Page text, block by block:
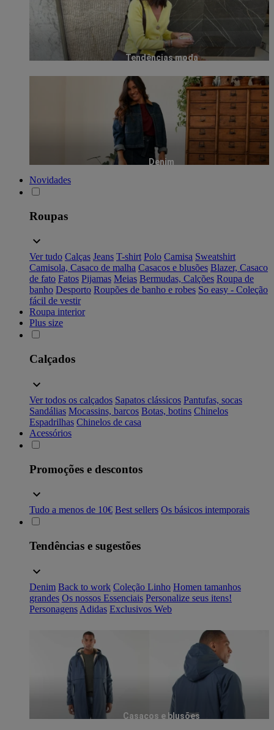
Tendências moda
Denim
Novidades
Roupas
Ver tudo Calças Jeans T-shirt Polo Camisa Sweatshirt
Camisola, Casaco de malha Casacos e blusões Blazer, Casaco
de fato Fatos Pijamas Meias Bermudas, Calções Roupa de
banho Desporto Roupões de banho e robes So easy - Coleção
fácil de vestir
Roupa interior
Plus size
Calçados
Ver todos os calçados Sapatos clássicos Pantufas, socas
Sandálias Mocassins, barcos Botas, botins Chinelos
Espadrilhas Chinelos de casa
Acessórios
Promoções e descontos
Tudo a menos de 10€ Best sellers Os básicos intemporais
Tendências e sugestões
Denim Back to work Coleção Linho Homen tamanhos
grandes Os nossos Essenciais Personalize seus itens!
Personagens Adidas Exclusivos Web
Casacos e blusões